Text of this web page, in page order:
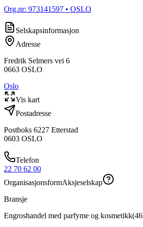
Org.nr: 973141597 • OSLO
Selskapsinformasjon
Adresse
Fredrik Selmers vei 6
0663 OSLO
Oslo
Vis kart
Postadresse
Postboks 6227 Etterstad
0603 OSLO
Telefon
22 70 62 00
OrganisasjonsformAksjeselskap
Bransje
Engroshandel med parfyme og kosmetikk(